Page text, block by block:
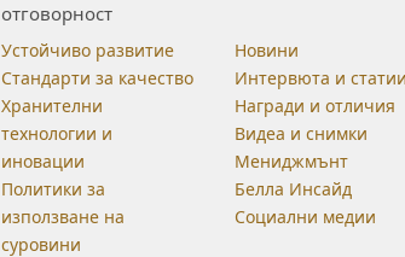
отговорност
Устойчиво развитие
Стандарти за качество
Хранителни
технологии и
иновации
Политики за
използване на
суровини
Новини
Интервюта и статии
Награди и отличия
Видеа и снимки
Мениджмънт
Белла Инсайд
Социални медии